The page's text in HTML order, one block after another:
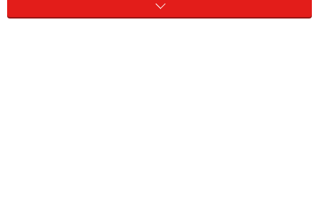
しなければ、男性より体力の少ない女性（妻）のほうが